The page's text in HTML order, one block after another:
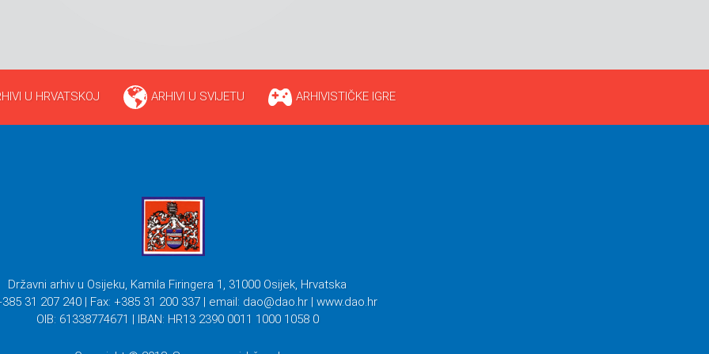
U HRVATSKOJ ARHIVI U SVIJETU ARHIVISTIČKE IGRE
Državni arhiv u Osijeku, Kamila Firingera 1, 31000 Osijek, Hrvatska
31 207 240 | Fax: +385 31 200 337 | email: dao@dao.hr | www.dao.hr
OIB: 61338774671 | IBAN: HR13 2390 0011 1000 1058 0